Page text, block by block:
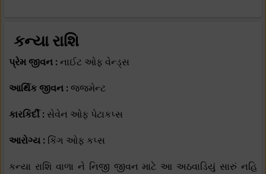
કન્યા રાશિ
પ્રેમ જીવન : નાઈટ ઓફ વેન્ડ્સ
આર્થિક જીવન : જજમેન્ટ
કારકિર્દી : સેવેન ઓફ પેટાકપ્સ
આરોગ્ય : કિંગ ઓફ કપ્સ
કન્યા રાશિ વાળા ને નિજી જીવન માટે આ અઠવાડિયું સારું નહિ